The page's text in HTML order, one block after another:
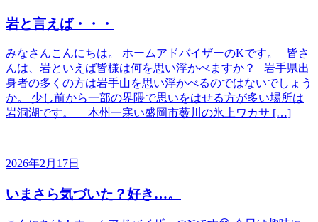
岩と言えば・・・
みなさんこんにちは。 ホームアドバイザーのKです。 皆さ
んは、岩といえば皆様は何を思い浮かべますか？ 岩手県出
身者の多くの方は岩手山を思い浮かべるのではないでしょう
か。 少し前から一部の界隈で思いをはせる方が多い場所は
岩洞湖です。 本州一寒い盛岡市薮川の氷上ワカサ […]
2026年2月17日
いまさら気づいた？好き…。